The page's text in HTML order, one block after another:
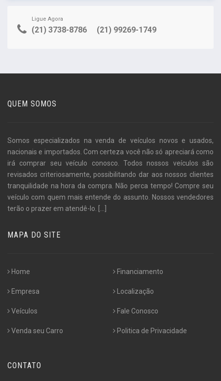
Ligue Agora
(21) 3738-8786 (21) 99269-1749
QUEM SOMOS
Somos especializados na venda de veículos novos e usados,
nacionais e importados. Com certeza você não só apreciará como
irá comprar seu veículo conosco. Todos nossos veículos são
revisados criteriosamente, possibilitando dar aos nossos clientes
tranquilidade na hora da compra. Não perca tempo! Compre seu
veículo com quem mais entende do assunto. Nossos vendedores
terão o prazer em atendê-lo. [...]
MAPA DO SITE
Home
Empresa
Veículos
Venda seu Carro
Financiamento
Localização
Fale Conosco
Politica de Privacidade
CONTATO